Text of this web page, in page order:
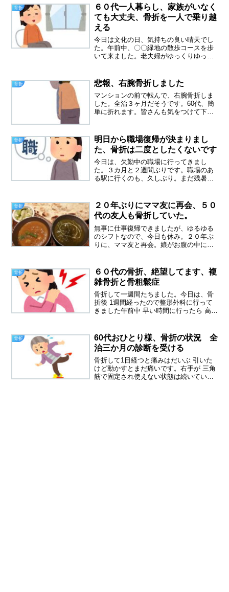
骨折
６０代一人暮らし、家族がいなく
ても大丈夫、骨折を一人で乗り越
える
今日は文化の日、気持ちの良い晴天でし
た。午前中、〇〇緑地の散歩コースを歩
いて来ました。老夫婦がゆっくりゆっく
だったらいじけたと思います。でも今回
の怪我で、一人でも...
骨折 悲報、右腕骨折しました
マンションの前で転んで、右腕骨折しま
した。全治３ヶ月だそうです。60代、簡
単に折れます。皆さんも気をつけて下さ
骨折
明日から職場復帰が決まりまし
た、骨折は二度としたくないです
今日は、欠勤中の職場に行ってきまし
た。３カ月と２週間ぶりです。職場のあ
る駅に行くのも、久しぶり。まだ残暑が
た。やはり３か月は長かったです。ドキ
ドキの医師との面談総務の方に...
骨折
２０年ぶりにママ友に再会、５０
代の友人も骨折していた。
無事に仕事復帰できましたが、ゆるゆる
のシフトなので、今日も休み。２０年ぶ
りに、ママ友と再会。娘がお腹の中にい
人を失い、地元に友達ゼロになってしま
ったので、久しぶりに連絡...
骨折
６０代の骨折、絶望してます、複
雑骨折と骨粗鬆症
骨折して一週間たちました。今日は、骨
折後 1週間経ったので整形外科に行って
きました午前中 早い時間に行ったら 高齢
ハビリに励んでいました私も 高齢者の仲
間入りしたん...
骨折
60代おひとり様、骨折の状況 全
治三か月の診断を受ける
骨折して1日経つと痛みはだいぶ 引いた
けど動かすとまだ痛いです。右手が 三角
筋で固定され使えない状態は続いていま